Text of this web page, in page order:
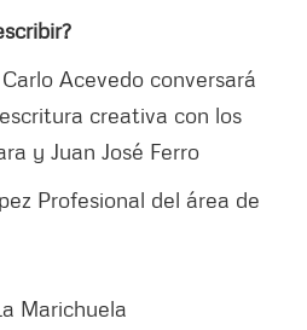
Acevedo conversará
creativa con los
y Juan José Ferro
Profesional del área de
Marichuela